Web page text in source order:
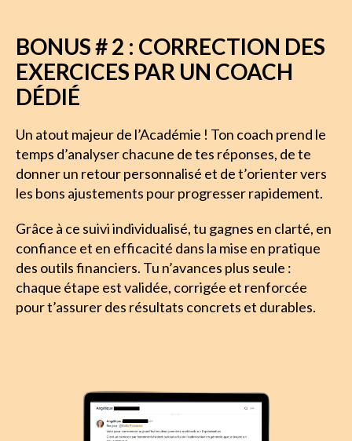
BONUS # 2 : CORRECTION DES
EXERCICES PAR UN COACH
DÉDIÉ
Un atout majeur de l’Académie ! Ton coach prend le
temps d’analyser chacune de tes réponses, de te
donner un retour personnalisé et de t’orienter vers
les bons ajustements pour progresser rapidement.
Grâce à ce suivi individualisé, tu gagnes en clarté, en
confiance et en efficacité dans la mise en pratique
des outils financiers. Tu n’avances plus seule :
chaque étape est validée, corrigée et renforcée
pour t’assurer des résultats concrets et durables.